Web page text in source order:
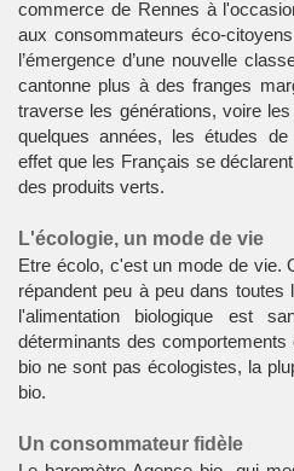
commerce de Rennes à
aux consommateurs éco-
l’émergence d’une nouvelle
cantonne plus à des franges
traverse les générations, voire
quelques années, les études
effet que les Français se
des produits verts.
L'écologie, un mode de vie
Etre écolo, c'est un mode de vie.
répandent peu à peu dans toutes
l'alimentation biologique est
déterminants des
bio ne sont pas écologistes, la
bio.
Un consommateur fidèle